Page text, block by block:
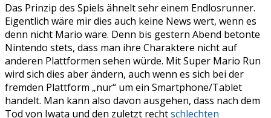
Das Prinzip des Spiels ähnelt sehr einem Endlosrunner.
Eigentlich wäre mir dies auch keine News wert, wenn es
denn nicht Mario wäre. Denn bis gestern Abend betonte
Nintendo stets, dass man ihre Charaktere nicht auf
anderen Plattformen sehen würde. Mit Super Mario Run
wird sich dies aber ändern, auch wenn es sich bei der
fremden Plattform „nur“ um ein Smartphone/Tablet
handelt. Man kann also davon ausgehen, dass nach dem
Tod von Iwata und den zuletzt rechtschlechten